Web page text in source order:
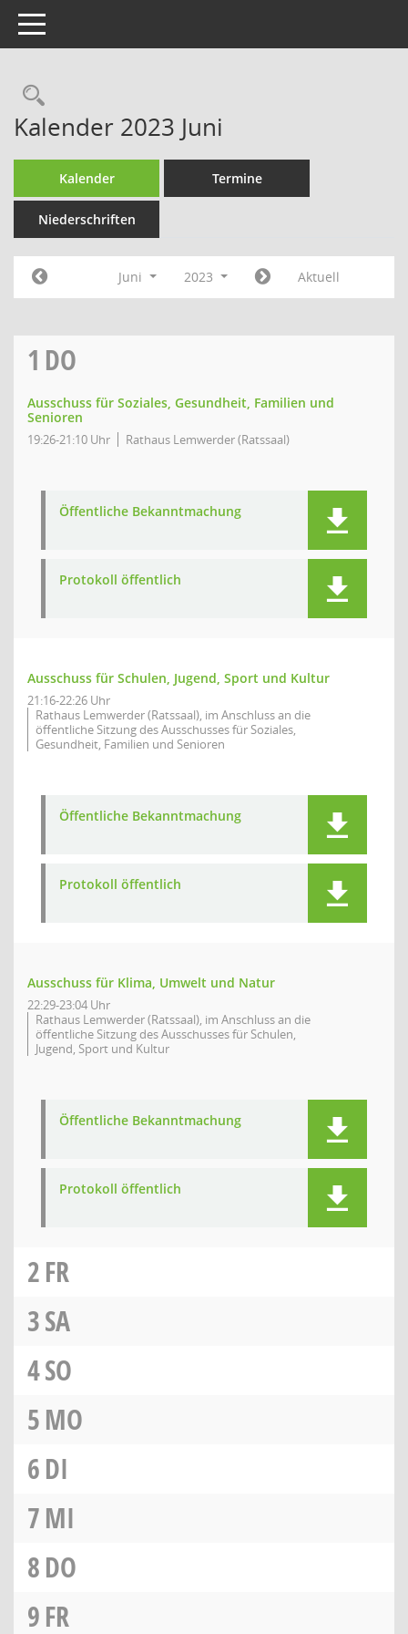
Toggle navigation
Rechercheauswahl
Kalender 2023 Juni
Kalender Termine
Niederschriften
Juni 2023 Aktuell
1 DO
Ausschuss für Soziales, Gesundheit, Familien und
Senioren
19:26-21:10 Uhr Rathaus Lemwerder (Ratssaal)
Öffentliche Bekanntmachung
Protokoll öffentlich
Ausschuss für Schulen, Jugend, Sport und Kultur
21:16-22:26 Uhr
Rathaus Lemwerder (Ratssaal), im Anschluss an die
öffentliche Sitzung des Ausschusses für Soziales,
Gesundheit, Familien und Senioren
Öffentliche Bekanntmachung
Protokoll öffentlich
Ausschuss für Klima, Umwelt und Natur
22:29-23:04 Uhr
Rathaus Lemwerder (Ratssaal), im Anschluss an die
öffentliche Sitzung des Ausschusses für Schulen,
Jugend, Sport und Kultur
Öffentliche Bekanntmachung
Protokoll öffentlich
2FR
3SA
4SO
5MO
6DI
7MI
8DO
9FR